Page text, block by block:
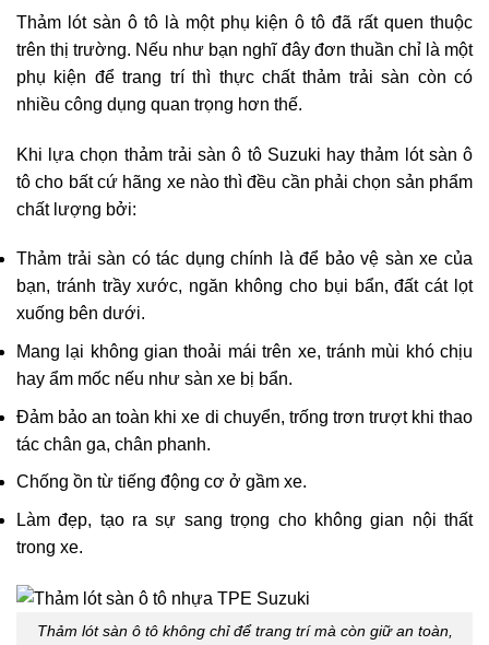
Thảm lót sàn ô tô là một phụ kiện ô tô đã rất quen thuộc
trên thị trường. Nếu như bạn nghĩ đây đơn thuần chỉ là một
phụ kiện để trang trí thì thực chất thảm trải sàn còn có
nhiều công dụng quan trọng hơn thế.
Khi lựa chọn thảm trải sàn ô tô Suzuki hay thảm lót sàn ô
tô cho bất cứ hãng xe nào thì đều cần phải chọn sản phẩm
chất lượng bởi:
Thảm trải sàn có tác dụng chính là để bảo vệ sàn xe của
bạn, tránh trầy xước, ngăn không cho bụi bẩn, đất cát lọt
xuống bên dưới.
Mang lại không gian thoải mái trên xe, tránh mùi khó chịu
hay ẩm mốc nếu như sàn xe bị bẩn.
Đảm bảo an toàn khi xe di chuyển, trống trơn trượt khi thao
tác chân ga, chân phanh.
Chống ồn từ tiếng động cơ ở gầm xe.
Làm đẹp, tạo ra sự sang trọng cho không gian nội thất
trong xe.
Thảm lót sàn ô tô không chỉ để trang trí mà còn giữ an toàn,